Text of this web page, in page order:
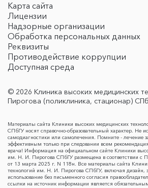
Карта сайта
Лицензии
Надзорные организации
Обработка персональных данных
Реквизиты
Противодействие коррупции
Доступная среда
© 2026 Клиника высоких медицинских
Пирогова (поликлиника, стационар)
Материалы сайта Клиники высоких медицинских
СПбГУ носят справочно-образовательный характер. Не
самодиагностики или самолечения. Помните - лечение
эффективным только при следовании всем
врача! Информация на официальном сайте Клиники
им. Н. И. Пирогова СПбГУ размещена в соответствии с
от 13 марта 2025 г. N 118н. Все материалы сайта
технологий им. Н. И. Пирогова СПбГУ, включая
использование без письменного согласия
ссылки на источник информации является